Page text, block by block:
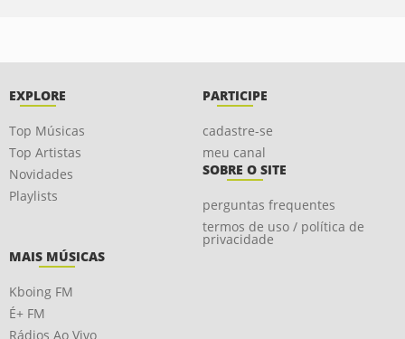
EXPLORE
Top Músicas
Top Artistas
Novidades
Playlists
PARTICIPE
cadastre-se
meu canal
SOBRE O SITE
perguntas frequentes
termos de uso / política de
privacidade
MAIS MÚSICAS
Kboing FM
É+ FM
Rádios Ao Vivo